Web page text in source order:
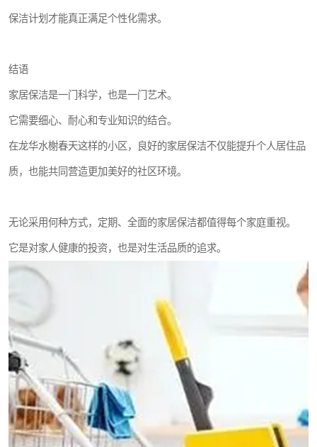
保洁计划才能真正满足个性化需求。
结语
家居保洁是一门科学，也是一门艺术。
它需要细心、耐心和专业知识的结合。
在龙华水榭春天这样的小区，良好的家居保洁不仅能提升个人居住品
质，也能共同营造更加美好的社区环境。
无论采用何种方式，定期、全面的家居保洁都值得每个家庭重视。
它是对家人健康的投资，也是对生活品质的追求。